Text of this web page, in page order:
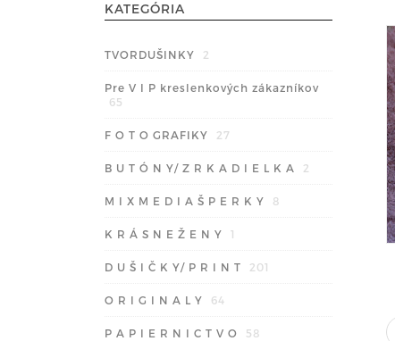
KATEGÓRIA
TVORDUŠINKY 2
Pre V I P kreslenkových zákazníkov
65
F O T O GRAFIKY 27
B U T Ó N Y/ Z R K A D I E L K A 2
M I X M E D I A Š P E R K Y 8
K R Á S N E Ž E N Y 1
D U Š I Č K Y/ P R I N T 201
O R I G I N A L Y 64
P A P I E R N I C T V O 58